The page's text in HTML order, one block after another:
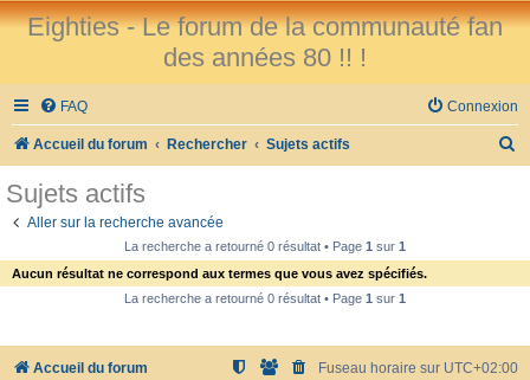
Eighties - Le forum de la communauté fan
des années 80 !! !
FAQ Connexion
Accueil du forum Rechercher Sujets actifs
Sujets actifs
Aller sur la recherche avancée
La recherche a retourné 0 résultat • Page 1 sur 1
Aucun résultat ne correspond aux termes que vous avez spécifiés.
La recherche a retourné 0 résultat • Page 1 sur 1
Accueil du forum Fuseau horaire sur UTC+02:00